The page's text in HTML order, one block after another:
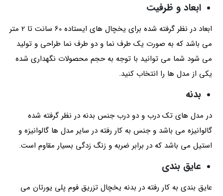
ابعاد و ظرفیت
ابعاد در نظر گرفته شده برای یخچال های ایستاده 60 سانت تا 2 متر
می باشد که به صورت یک طرف نما و دو طرف نما طراحی و تولید
می شود شما می توانید با توجه به حجم محصولات نگهداری شده
یکی از مدل ها را انتخاب کنید.
بدنه
در مدل های تک درب و دو درب جنس بدنه در نظر گرفته شده
گالوانیزه می باشد و جنس به کار رفته در سایر مدل ها گالوانیزه و
استیل می باشد که در برابر ضربه و زنگ زدگی بسیار مقاوم است.
عایق بندی
عایق بندی به کار رفته در بدنه یخچال تزریق فوم پلی یورتان می